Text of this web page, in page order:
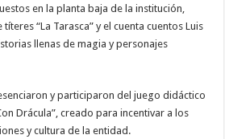
en la planta baja de la institución,
“La Tarasca” y el cuenta cuentos Luis
llenas de magia y personajes
y participaron del juego didáctico
Drácula”, creado para incentivar a los
y cultura de la entidad.